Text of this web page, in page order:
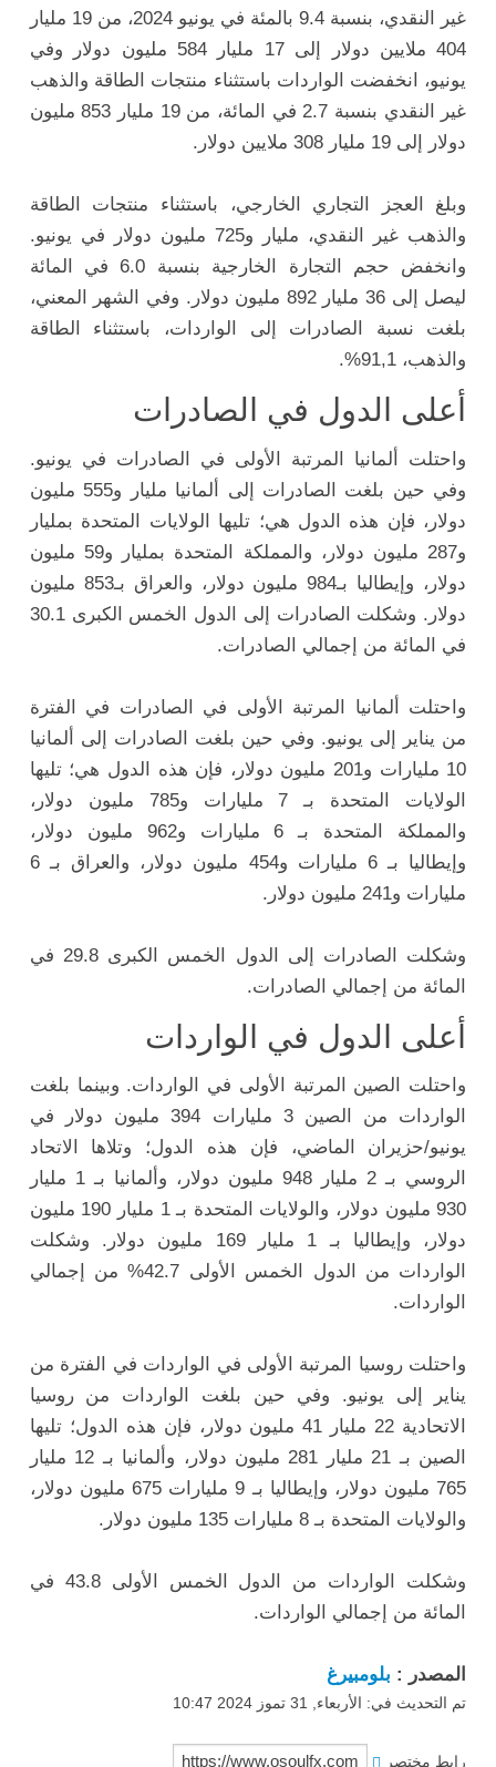
غير النقدي، بنسبة 9.4 بالمئة في يونيو 2024، من 19 مليار
404 ملايين دولار إلى 17 مليار 584 مليون دولار
وفي
يونيو، انخفضت الواردات باستثناء منتجات الطاقة والذهب
غير النقدي بنسبة 2.7 في المائة، من 19 مليار 853 مليون
دولار إلى 19 مليار 308 ملايين دولار.
وبلغ العجز التجاري الخارجي، باستثناء منتجات الطاقة
والذهب غير النقدي، مليار و725 مليون دولار في يونيو.
وانخفض حجم التجارة الخارجية بنسبة 6.0 في المائة
ليصل إلى 36 مليار 892 مليون دولار. وفي الشهر المعني،
بلغت نسبة الصادرات إلى الواردات، باستثناء الطاقة
والذهب، 91,1%.
أعلى الدول في الصادرات
واحتلت ألمانيا المرتبة الأولى في الصادرات في يونيو.
وفي حين بلغت الصادرات إلى ألمانيا مليار و555 مليون
دولار، فإن هذه الدول هي؛ تليها الولايات المتحدة بمليار
و287 مليون دولار، والمملكة المتحدة بمليار و59 مليون
دولار، وإيطاليا بـ984 مليون دولار، والعراق بـ853 مليون
دولار. وشكلت الصادرات إلى الدول الخمس الكبرى 30.1
في المائة من إجمالي الصادرات.
واحتلت ألمانيا المرتبة الأولى في الصادرات في الفترة
من يناير إلى يونيو. وفي حين بلغت الصادرات إلى ألمانيا
10 مليارات و201 مليون دولار، فإن هذه الدول هي؛ تليها
الولايات المتحدة بـ 7 مليارات و785 مليون دولار،
والمملكة المتحدة بـ 6 مليارات و962 مليون دولار،
وإيطاليا بـ 6 مليارات و454 مليون دولار، والعراق بـ 6
مليارات و241 مليون دولار.
وشكلت الصادرات إلى الدول الخمس الكبرى 29.8 في
المائة من إجمالي الصادرات.
أعلى الدول في الواردات
واحتلت الصين المرتبة الأولى في الواردات. وبينما بلغت
الواردات من الصين 3 مليارات 394 مليون دولار في
يونيو/حزيران الماضي، فإن هذه الدول؛ وتلاها الاتحاد
الروسي بـ 2 مليار 948 مليون دولار، وألمانيا بـ 1 مليار
930 مليون دولار، والولايات المتحدة بـ 1 مليار 190 مليون
دولار، وإيطاليا بـ 1 مليار 169 مليون دولار. وشكلت
الواردات من الدول الخمس الأولى 42.7% من إجمالي
الواردات.
واحتلت روسيا المرتبة الأولى في الواردات في الفترة من
يناير إلى يونيو. وفي حين بلغت الواردات من روسيا
الاتحادية 22 مليار 41 مليون دولار، فإن هذه الدول؛ تليها
الصين بـ 21 مليار 281 مليون دولار، وألمانيا بـ 12 مليار
765 مليون دولار، وإيطاليا بـ 9 مليارات 675 مليون دولار،
والولايات المتحدة بـ 8 مليارات 135 مليون دولار.
وشكلت الواردات من الدول الخمس الأولى 43.8 في
المائة من إجمالي الواردات.
المصدر : بلومبيرغ
تم التحديث في: الأربعاء, 31 تموز 2024 10:47
رابط مختصر